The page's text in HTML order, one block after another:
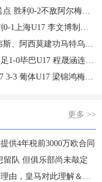
胜利0-2不敌阿尔梅里亚
上海U17 李文博制胜球
功马特乌斯彩虹过人送助攻
程晟涵连场破门赵松源中楣
葡体U17 梁锦鸿梅开二度
更多 >>
供4年税前3000万欧合同
留队 但俱乐部尚未敲定
，皇马对此理解＆祝好